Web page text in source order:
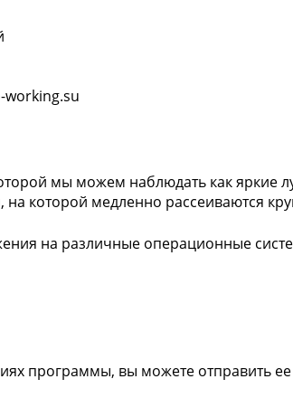
working.su
мы можем наблюдать как яркие
которой медленно рассеиваются
на различные операционные
программы, вы можете отправить